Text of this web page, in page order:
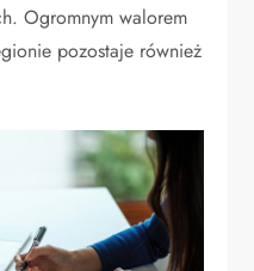
Ogromnym walorem
pozostaje również